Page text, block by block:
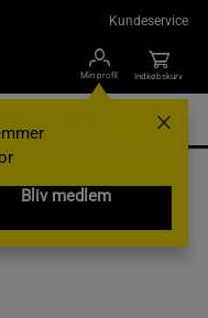
Kundeservice
Min profil
Bliv medlem
Indkøbskurv
og greb
Sort